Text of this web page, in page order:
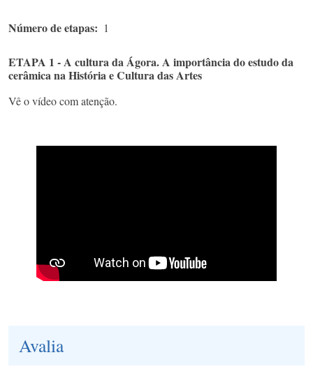
Número de etapas 1
ETAPA 1 - A cultura da Ágora. A importância do estudo da
cerâmica na História e Cultura das Artes
Vê o vídeo com atenção.
Avalia